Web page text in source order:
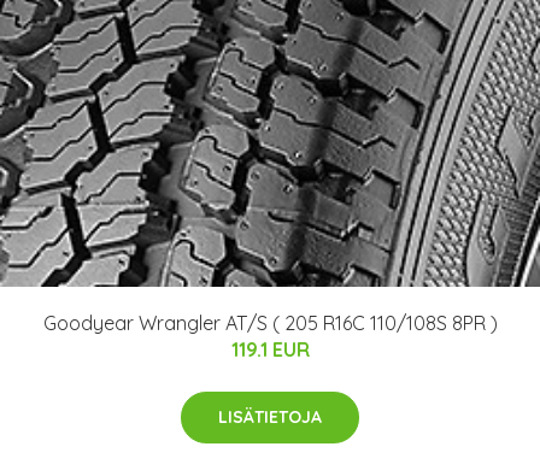
Goodyear Wrangler AT/S ( 205 R16C 110/108S 8PR )
119.1 EUR
LISÄTIETOJA